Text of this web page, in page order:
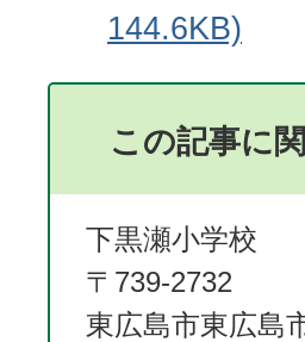
144.6KB)
この記事に
下黒瀬小学校
〒739-2732
東広島市東広島